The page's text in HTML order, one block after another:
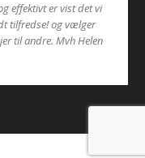
effektivt er vist det vi
tilfredse! og vælger
til andre. Mvh Helen